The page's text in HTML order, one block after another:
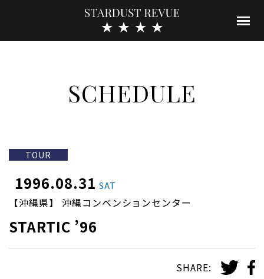
SCHEDULE
TOUR
1996.08.31 SAT
【沖縄県】 沖縄コンベンションセンター
STARTIC ’96
SHARE: